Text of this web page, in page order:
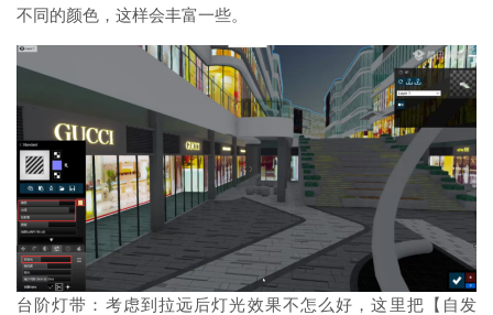
不同的颜色，这样会丰富一些。
台阶灯带：考虑到拉远后灯光效果不怎么好，这里把【自发